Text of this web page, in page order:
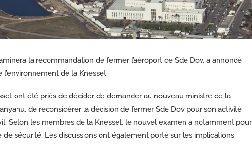
la recommandation de fermer l’aéroport de Sde Dov, a annoncé
de la Knesset.
ont été priés de décider de demander au nouveau ministre de la
de reconsidérer la décision de fermer Sde Dov pour son activité
Selon les membres de la Knesset, le nouvel examen a notamment pour
de sécurité. Les discussions ont également porté sur les implications